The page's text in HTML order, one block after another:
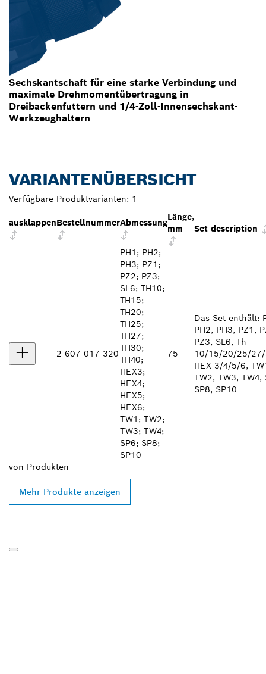
Sechskantschaft für eine starke Verbindung und
maximale Drehmomentübertragung in
Dreibackenfuttern und 1/4-Zoll-Innensechskant-
Werkzeughaltern
VARIANTENÜBERSICHT
Verfügbare Produktvarianten: 1
ausklappenBestellnummerAbmessung
Länge,
mm
Set description
2 607 017 320
PH1; PH2;
PH3; PZ1;
PZ2; PZ3;
SL6; TH10;
TH15;
TH20;
TH25;
TH27;
TH30;
TH40;
HEX3;
HEX4;
HEX5;
HEX6;
TW1; TW2;
TW3; TW4;
SP6; SP8;
SP10
75
Das Set enthält:
PH2, PH3, PZ1,
PZ3, SL6, Th
10/15/20/25/
HEX 3/4/5/6,
TW2, TW3, TW4,
SP8, SP10
von Produkten
Mehr Produkte anzeigen